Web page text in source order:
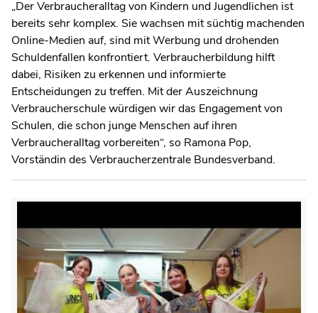
„Der Verbraucheralltag von Kindern und Jugendlichen ist
bereits sehr komplex. Sie wachsen mit süchtig machenden
Online-Medien auf, sind mit Werbung und drohenden
Schuldenfallen konfrontiert. Verbraucherbildung hilft
dabei, Risiken zu erkennen und informierte
Entscheidungen zu treffen. Mit der Auszeichnung
Verbraucherschule würdigen wir das Engagement von
Schulen, die schon junge Menschen auf ihren
Verbraucheralltag vorbereiten“, so Ramona Pop,
Vorständin des Verbraucherzentrale Bundesverband.